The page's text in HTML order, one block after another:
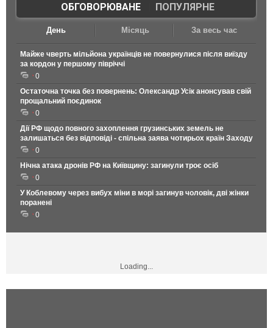
ОБГОВОРЮВАНЕ| ПОПУЛЯРНЕ
День Місяць За весь час
Майже чверть мільйона українців не повернулися після виїзду
за кордон у першому півріччі
0
Остаточна точка без повернень: Олександр Усік анонсував свій
прощальний поєдинок
0
Дії РФ щодо повного захоплення грузинських земель не
залишаться без відповіді - спільна заява чотирьох країн Заходу
0
Нічна атака дронів РФ на Київщину: загинули троє осіб
0
У Коблевому через вибух міни в морі загинув чоловік, дві жінки
поранені
0
Loading...